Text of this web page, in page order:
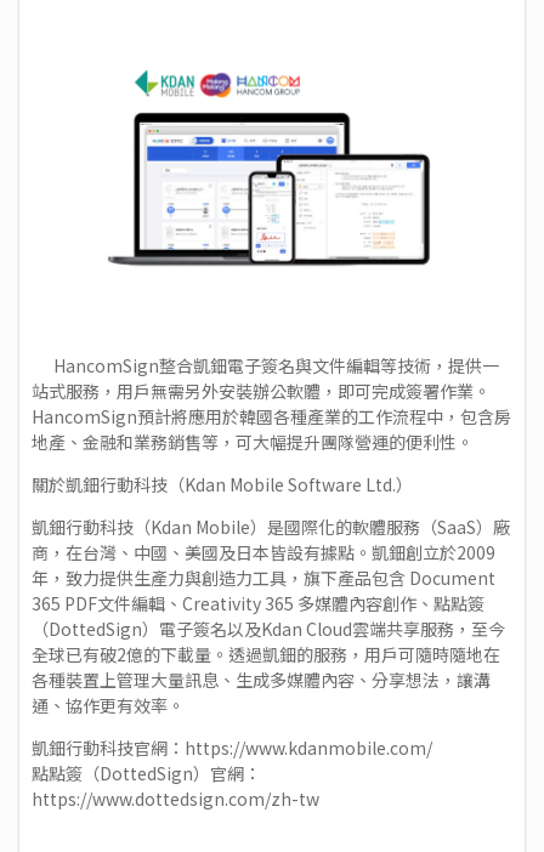
HancomSign整合凱鈿電子簽名與文件編輯等技術，提供一
站式服務，用戶無需另外安裝辦公軟體，即可完成簽署作業。
HancomSign預計將應用於韓國各種產業的工作流程中，包含房
地產、金融和業務銷售等，可大幅提升團隊營運的便利性。
關於凱鈿行動科技（Kdan Mobile Software Ltd.）
凱鈿行動科技（Kdan Mobile）是國際化的軟體服務（SaaS）廠
商，在台灣、中國、美國及日本皆設有據點。凱鈿創立於2009
年，致力提供生產力與創造力工具，旗下產品包含 Document
365 PDF文件編輯、Creativity 365 多媒體內容創作、點點簽
（DottedSign）電子簽名以及Kdan Cloud雲端共享服務，至今
全球已有破2億的下載量。透過凱鈿的服務，用戶可隨時隨地在
各種裝置上管理大量訊息、生成多媒體內容、分享想法，讓溝
通、協作更有效率。
凱鈿行動科技官網：https://www.kdanmobile.com/
點點簽（DottedSign）官網：
https://www.dottedsign.com/zh-tw